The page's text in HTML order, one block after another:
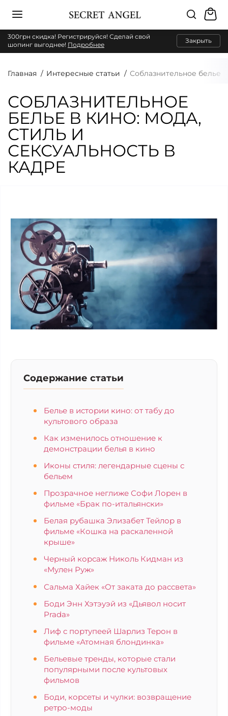
300грн скидка! Регистрируйся! Сделай свой
шопинг выгоднее! Подробнее
Закрыть
Главная Интересные статьи Соблазнительное белье
СОБЛАЗНИТЕЛЬНОЕ
БЕЛЬЕ В КИНО: МОДА,
СТИЛЬ И
СЕКСУАЛЬНОСТЬ В
КАДРЕ
Содержание статьи
Белье в истории кино: от табу до
культового образа
Как изменилось отношение к
демонстрации белья в кино
Иконы стиля: легендарные сцены с
бельем
Прозрачное неглиже Софи Лорен в
фильме «Брак по-итальянски»
Белая рубашка Элизабет Тейлор в
фильме «Кошка на раскаленной
крыше»
Черный корсаж Николь Кидман из
«Мулен Руж»
Сальма Хайек «От заката до рассвета»
Боди Энн Хэтэуэй из «Дьявол носит
Prada»
Лиф с портупеей Шарлиз Терон в
фильме «Атомная блондинка»
Бельевые тренды, которые стали
популярными после культовых
фильмов
Боди, корсеты и чулки: возвращение
ретро-моды